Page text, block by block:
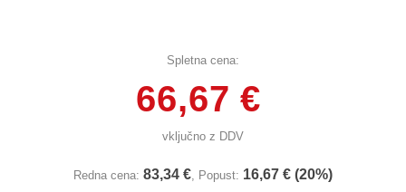
Spletna cena:
66,67 €
vključno z DDV
Redna cena: 83,34 €, Popust: 16,67 € (20%)